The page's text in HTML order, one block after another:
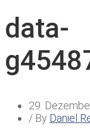
data-
29.
/ By Daniel